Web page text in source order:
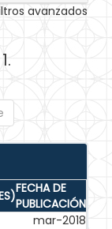
avanzados
FECHA DE
PUBLICACIÓN
mar-2018